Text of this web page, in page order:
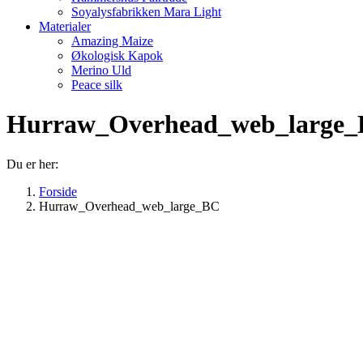
Soyalysfabrikken Mara Light
Materialer
Amazing Maize
Økologisk Kapok
Merino Uld
Peace silk
Du er her:
Forside
Hurraw_Overhead_web_large_BC